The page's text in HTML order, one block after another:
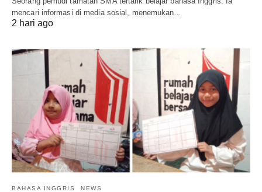
mencari informasi di media sosial, menemukan…
2 hari ago
BAHASA INGGRIS NEWS